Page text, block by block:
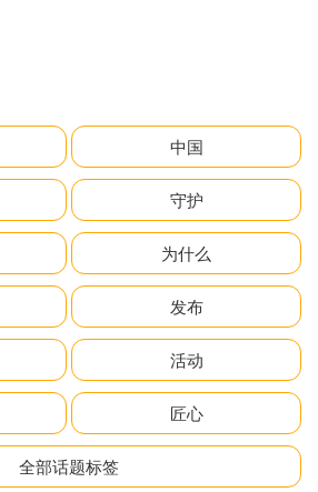
中国
守护
为什么
发布
活动
匠心
全部话题标签